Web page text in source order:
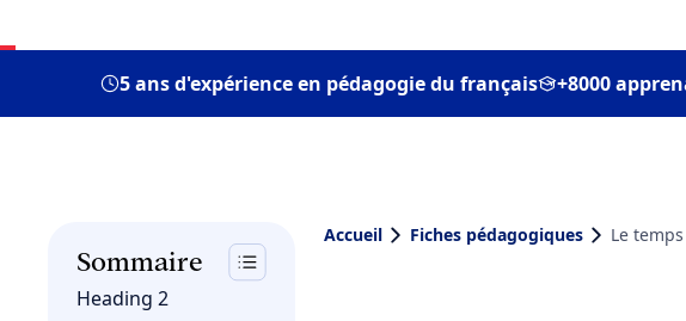
5 ans d'expérience en pédagogie du français +8000
Sommaire
Heading 2
Accueil Fiches pédagogiques Le